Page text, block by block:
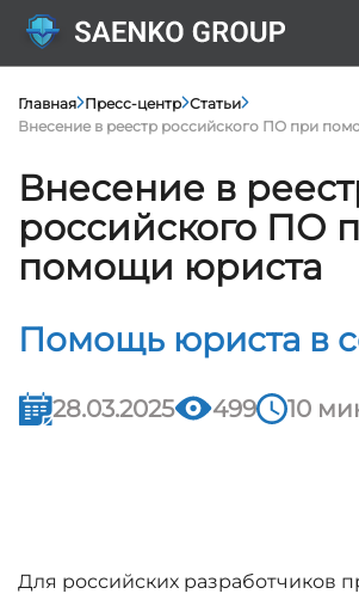
Главная Пресс-центр Статьи
Внесение в реестр российского ПО при
Внесение в
российского ПО
помощи юриста
Помощь юриста в
28.03.2025 499 10
Для российских разработчиков